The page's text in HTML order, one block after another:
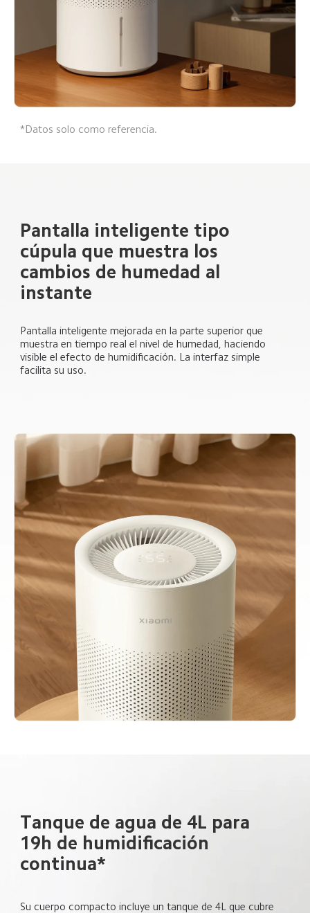
*Datos solo como referencia.
Pantalla inteligente tipo
cúpula que muestra los
cambios de humedad al
instante
Pantalla inteligente mejorada en la parte superior que
muestra en tiempo real el nivel de humedad, haciendo
visible el efecto de humidificación. La interfaz simple
facilita su uso.
Tanque de agua de 4L para
19h de humidificación
continua*
Su cuerpo compacto incluye un tanque de 4L que cubre